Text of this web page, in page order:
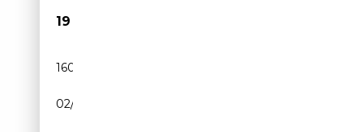
19 990€
160 900 km
02/2016